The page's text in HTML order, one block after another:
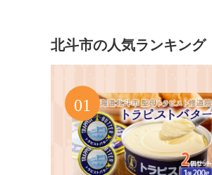
北斗市の人気ランキング